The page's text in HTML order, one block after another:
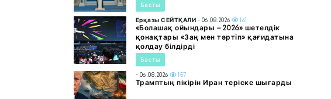
Басты
Ерқазы СЕЙТҚАЛИ - 06.08.2026 161
«Болашақ ойындары – 2026» шетелдік
қонақтары «Заң мен тәртіп» қағидатына
қолдау білдірді
Басты
- 06.08.2026 157
Трамптың пікірін Иран теріске шығарды